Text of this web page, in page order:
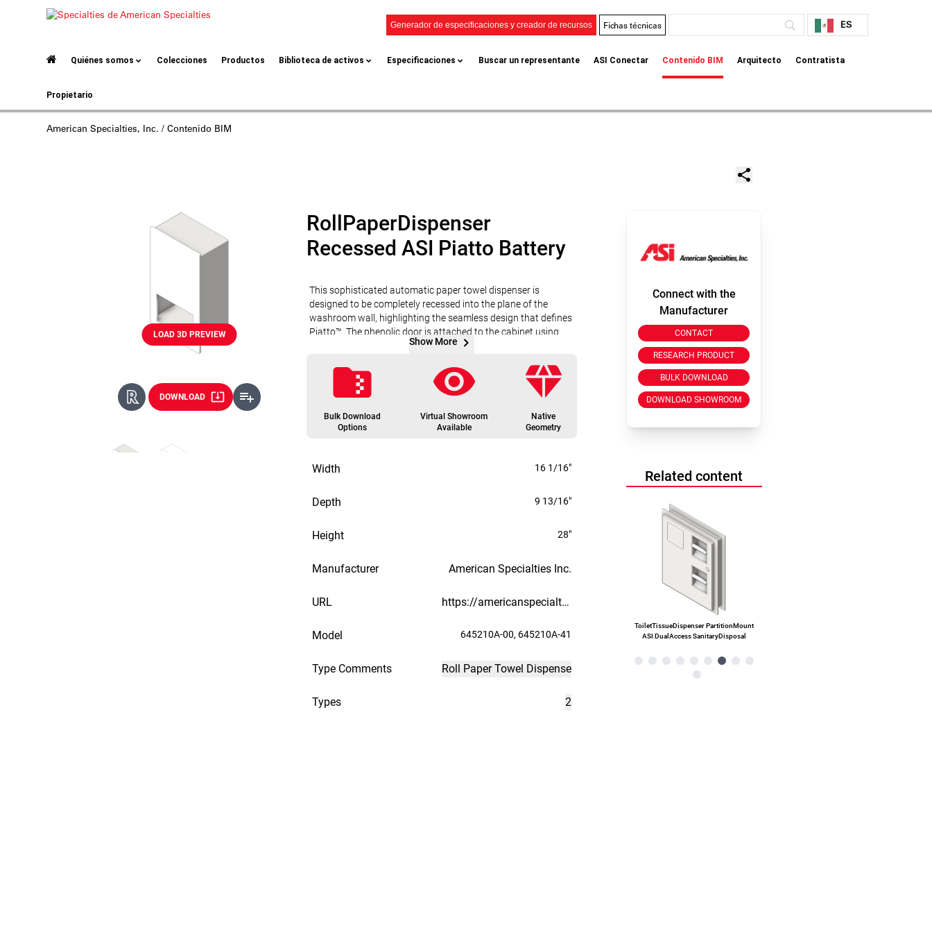
Generador de especificaciones y creador de recursos Fichas técnicas ES
Quiénes somos Colecciones Productos Biblioteca de activos Especificaciones Buscar un representante ASI Conectar Contenido BIM Arquitecto Contratista
Propietario
American Specialties, Inc. / Contenido BIM